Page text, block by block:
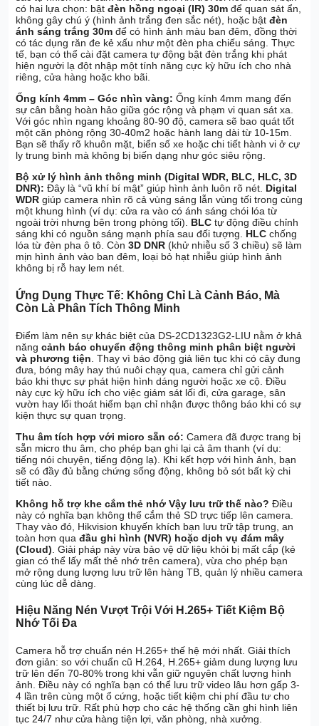
có hai lựa chọn: bậtđèn hồng ngoại (IR) 30m để quan sát ẩn,
không gây chú ý (hình ảnh trắng đen sắc nét), hoặc bậtđèn
ánh sáng trắng 30m để có hình ảnh màu ban đêm, đồng thời
có tác dụng răn đe kẻ xấu như một đèn pha chiếu sáng. Thực
tế, bạn có thể cài đặt camera tự động bật đèn trắng khi phát
hiện người lạ đột nhập một tính năng cực kỳ hữu ích cho nhà
riêng, cửa hàng hoặc kho bãi.
Ống kính 4mm – Góc nhìn vàng: Ống kính 4mm mang đến
sự cân bằng hoàn hảo giữa góc rộng và phạm vi quan sát xa.
Với góc nhìn ngang khoảng 80-90 độ, camera sẽ bao quát tốt
một căn phòng rộng 30-40m2 hoặc hành lang dài từ 10-15m.
Bạn sẽ thấy rõ khuôn mặt, biển số xe hoặc chi tiết hành vi ở cự
ly trung bình mà không bị biến dạng như góc siêu rộng.
Bộ xử lý hình ảnh thông minh (Digital WDR, BLC, HLC, 3D
DNR): Đây là “vũ khí bí mật” giúp hình ảnh luôn rõ nét. Digital
WDR giúp camera nhìn rõ cả vùng sáng lẫn vùng tối trong cùng
một khung hình (ví dụ: cửa ra vào có ánh sáng chói lóa từ
ngoài trời nhưng bên trong phòng tối). BLC tự động điều chỉnh
sáng khi có nguồn sáng mạnh phía sau đối tượng. HLC chống
lóa từ đèn pha ô tô. Còn3D DNR (khử nhiễu số 3 chiều) sẽ làm
mịn hình ảnh vào ban đêm, loại bỏ hạt nhiễu giúp hình ảnh
không bị rỗ hay lem nét.
Ứng Dụng Thực Tế: Không Chỉ Là Cảnh Báo, Mà
Còn Là Phân Tích Thông Minh
Điểm làm nên sự khác biệt của DS-2CD1323G2-LIU nằm ở khả
năngcảnh báo chuyển động thông minh phân biệt người
và phương tiện . Thay vì báo động giả liên tục khi có cây đung
đưa, bóng mây hay thú nuôi chạy qua, camera chỉ gửi cảnh
báo khi thực sự phát hiện hình dáng người hoặc xe cộ. Điều
này cực kỳ hữu ích cho việc giám sát lối đi, cửa garage, sân
vườn hay lối thoát hiểm bạn chỉ nhận được thông báo khi có sự
kiện thực sự quan trọng.
Thu âm tích hợp với micro sẵn có: Camera đã được trang bị
sẵn micro thu âm, cho phép bạn ghi lại cả âm thanh (ví dụ:
tiếng nói chuyện, tiếng động lạ). Khi kết hợp với hình ảnh, bạn
sẽ có đầy đủ bằng chứng sống động, không bỏ sót bất kỳ chi
tiết nào.
Không hỗ trợ khe cắm thẻ nhớ Vậy lưu trữ thế nào? Điều
này có nghĩa bạn không thể cắm thẻ SD trực tiếp lên camera.
Thay vào đó, Hikvision khuyến khích bạn lưu trữ tập trung, an
toàn hơn quađầu ghi hình (NVR) hoặc dịch vụ đám mây
(Cloud) . Giải pháp này vừa bảo vệ dữ liệu khỏi bị mất cắp (kẻ
gian có thể lấy mất thẻ nhớ trên camera), vừa cho phép bạn
mở rộng dung lượng lưu trữ lên hàng TB, quản lý nhiều camera
cùng lúc dễ dàng.
Hiệu Năng Nén Vượt Trội Với H.265+ Tiết Kiệm Bộ
Nhớ Tối Đa
Camera hỗ trợ chuẩn nén H.265+ thế hệ mới nhất. Giải thích
đơn giản: so với chuẩn cũ H.264, H.265+ giảm dung lượng lưu
trữ lên đến 70-80% trong khi vẫn giữ nguyên chất lượng hình
ảnh. Điều này có nghĩa bạn có thể lưu trữ video lâu hơn gấp 3-
4 lần trên cùng một ổ cứng, hoặc tiết kiệm chi phí đầu tư cho
thiết bị lưu trữ. Rất phù hợp cho các hệ thống cần ghi hình liên
tục 24/7 như cửa hàng tiện lợi, văn phòng, nhà xưởng.